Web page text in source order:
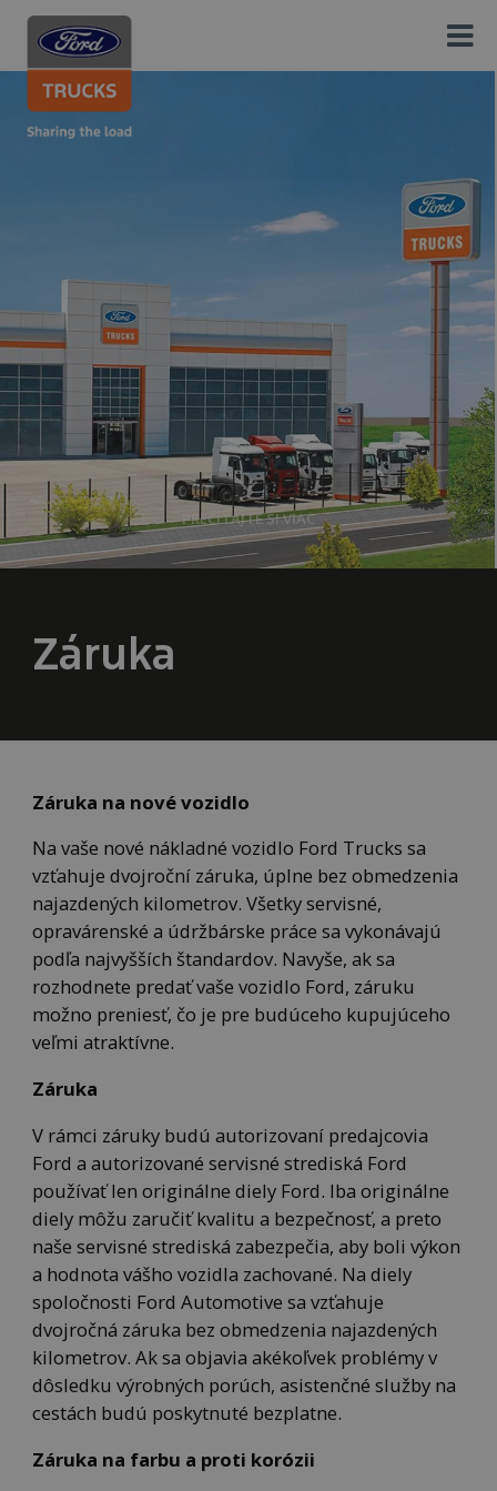
Záruka
PREČÍTAJTE SI VIAC
Záruka na nové vozidlo
Na vaše nové nákladné vozidlo Ford Trucks sa
vzťahuje dvojroční záruka, úplne bez obmedzenia
najazdených kilometrov. Všetky servisné,
opravárenské a údržbárske práce sa vykonávajú
podľa najvyšších štandardov. Navyše, ak sa
rozhodnete predať vaše vozidlo Ford, záruku
možno preniesť, čo je pre budúceho kupujúceho
veľmi atraktívne.
Záruka
V rámci záruky budú autorizovaní predajcovia
Ford a autorizované servisné strediská Ford
používať len originálne diely Ford. Iba originálne
diely môžu zaručiť kvalitu a bezpečnosť, a preto
naše servisné strediská zabezpečia, aby boli výkon
a hodnota vášho vozidla zachované. Na diely
spoločnosti Ford Automotive sa vzťahuje
dvojročná záruka bez obmedzenia najazdených
kilometrov. Ak sa objavia akékoľvek problémy v
dôsledku výrobných porúch, asistenčné služby na
cestách budú poskytnuté bezplatne.
Záruka na farbu a proti korózii